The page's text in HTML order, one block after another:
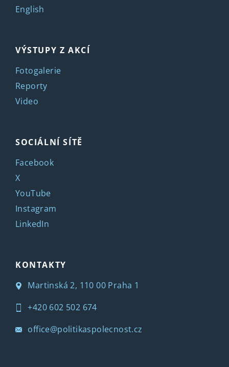
English
VÝSTUPY Z AKCÍ
Fotogalerie
Reporty
Video
SOCIÁLNÍ SÍTĚ
Facebook
X
YouTube
Instagram
LinkedIn
KONTAKTY
Martinská 2, 110 00 Praha 1
+420 602 502 674
office@politikaspolecnost.cz